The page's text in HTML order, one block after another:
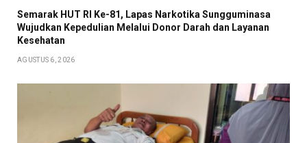
Semarak HUT RI Ke-81, Lapas Narkotika Sungguminasa
Wujudkan Kepedulian Melalui Donor Darah dan Layanan
Kesehatan
AGUSTUS 6, 2026